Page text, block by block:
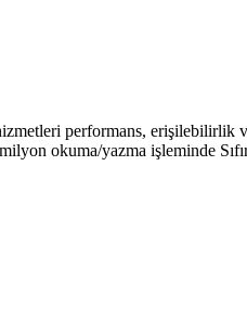
performans, erişilebilirlik
okuma/yazma işleminde Sıfır